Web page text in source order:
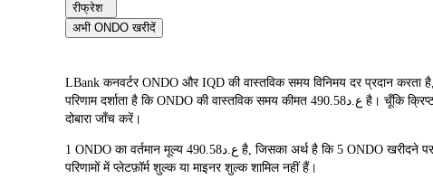
रीफ्रेश
अभी ONDO खरीदें
LBank कनवर्टर ONDO और IQD की वास्तविक समय विनिमय दर प्रदान
परिणाम दर्शाता है कि ONDO की वास्तविक समय कीमत ع.د490.58 है। चूँकि क्रिप्टोकरेंसी की कीमतों में अक्सर उतार-चढ़ाव होता रहता है, इसलिए हम आपको सलाह देते हैं कि आप ट्रेडिंग से पहले नवीनतम रूपांतरण परिणाम देखने के लिए इस पृष्ठ पर
दोबारा जाँच करें।
1 ONDO का वर्तमान मूल्य ع.د490.58 है, जिसका अर्थ है कि 5 ONDO खरीदने पर आपको ع.د2.45K का खर्च आएगा। इसी प्रकार, 1 IQD को 0.00203842 ONDO में और 50 IQD को 0.101921 ONDO में बदला जा सकता है। इन रूपांतरण
परिणामों में प्लेटफ़ॉर्म शुल्क या माइनर शुल्क शामिल नहीं हैं।